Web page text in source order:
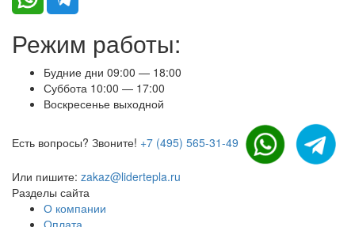
Режим работы:
Будние дни 09:00 — 18:00
Суббота 10:00 — 17:00
Воскресенье выходной
Есть вопросы? Звоните! +7 (495) 565-31-49
Или пишите: zakaz@lidertepla.ru
Разделы сайта
О компании
Оплата